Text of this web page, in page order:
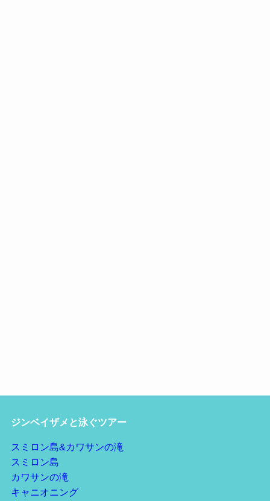
ジンベイザメと泳ぐツアー
スミロン島&カワサンの滝
スミロン島
カワサンの滝
キャニオニング